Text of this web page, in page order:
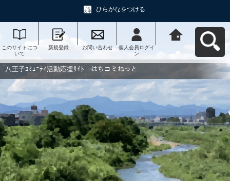
ひらがなをつける
このサイトにつ
いて
新規登録 お問い合わせ
個人会員ログイ
ン
動応援ｻｲﾄ はち
コミねっとへ戻
八王子ｺﾐｭﾆﾃｨ活動応援ｻｲﾄ はちコミねっと